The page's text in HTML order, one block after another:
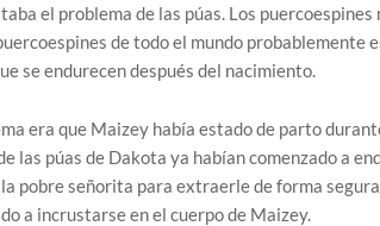
el problema de las púas. Los
de todo el mundo probablemente
se endurecen después del nacimiento.
era que Maizey había estado de parto
las púas de Dakota ya habían comenzado a
pobre señorita para extraerle de forma
a incrustarse en el cuerpo de Maizey.